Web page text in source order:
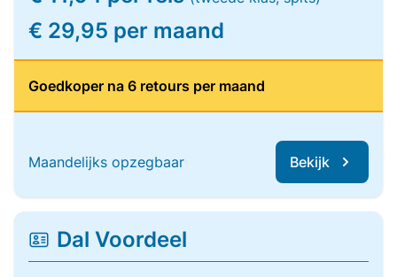
€ 29,95 per maand
Goedkoper na 6 retours per maand
Maandelijks opzegbaar Bekijk
Dal Voordeel